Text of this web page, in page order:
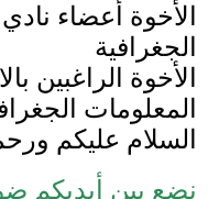
الأخوة أعضاء
الجغرافية
الأخوة الراغبين
المعلومات
السلام عليكم
نضع بين أيديكم